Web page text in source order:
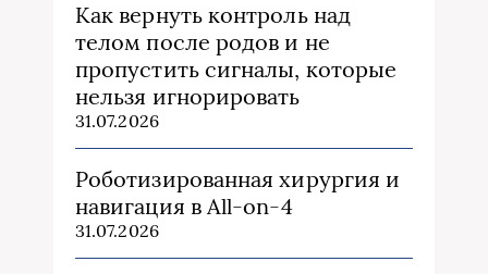
Как вернуть контроль над
телом после родов и не
пропустить сигналы, которые
нельзя игнорировать
31.07.2026
Роботизированная хирургия и
навигация в All-on-4
31.07.2026